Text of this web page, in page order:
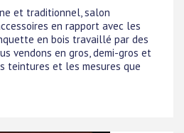
et traditionnel, salon
en rapport avec les
en bois travaillé par des
vendons en gros, demi-gros et
teintures et les mesures que